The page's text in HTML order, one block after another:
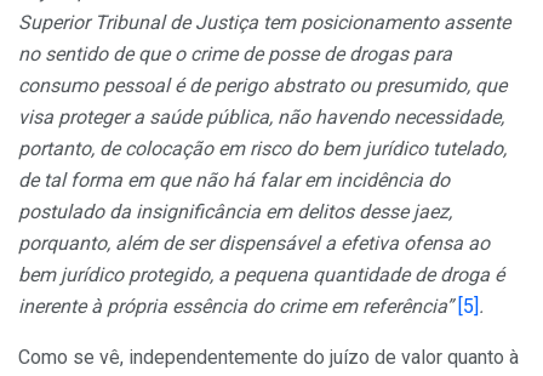
Superior Tribunal de Justiça tem posicionamento assente
no sentido de que o crime de posse de drogas para
consumo pessoal é de perigo abstrato ou presumido, que
visa proteger a saúde pública, não havendo necessidade,
portanto, de colocação em risco do bem jurídico tutelado,
de tal forma em que não há falar em incidência do
postulado da insignificância em delitos desse jaez,
porquanto, além de ser dispensável a efetiva ofensa ao
bem jurídico protegido, a pequena quantidade de droga é
inerente à própria essência do crime em referência” [5] .
Como se vê, independentemente do juízo de valor quanto à